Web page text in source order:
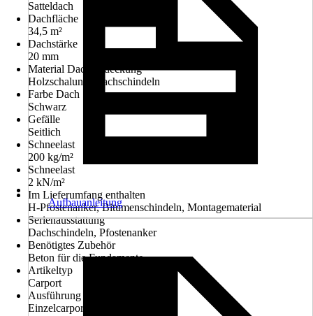
Satteldach
Dachfläche
34,5 m²
Dachstärke
20 mm
Material Dacheindeckung
Holzschalung, Dachschindeln
Farbe Dach
Schwarz
Gefälle
Seitlich
Schneelast
200 kg/m²
Schneelast
2 kN/m²
Im Lieferumfang enthalten
H-Pfostenanker, Bitumenschindeln, Montagematerial
Serienausstattung
Dachschindeln, Pfostenanker
Benötigtes Zubehör
Beton für die Fundamente
Artikeltyp
Carport
Ausführung
Einzelcarport
Aufbauanleitung